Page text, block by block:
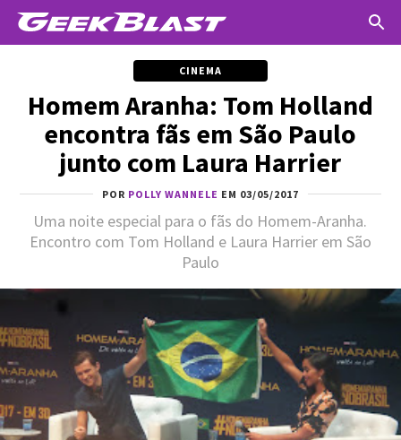
CINEMA
Homem Aranha: Tom Holland
encontra fãs em São Paulo
junto com Laura Harrier
POR POLLY WANNELE EM 03/05/2017
Uma noite especial para o fãs do Homem-Aranha.
Encontro com Tom Holland e Laura Harrier em São
Paulo